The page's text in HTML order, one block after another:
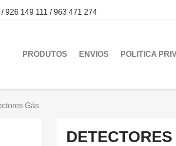
926 149 111 / 963 471 274
PRODUTOS ENVIOS POLITICA
Gás